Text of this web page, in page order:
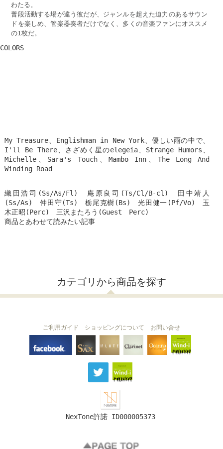
わたる。
普段活動する場が違う彼だが、ジャンルを超えた迫力のあるサウン
ドを楽しめ、管楽器奏者だけでなく、多くの音楽ファンにオススメ
の1枚だ。
COLORS
My Treasure、Englishman in New York、優しい雨の中で、
I'll Be There、さざめく星のelegeia、Strange Humors、
Michelle、Sara's Touch、Mambo Inn、The Long And
Winding Road
織田浩司(Ss/As/Fl) 庵原良司(Ts/Cl/B-cl) 田中靖人
(Ss/As) 仲田守(Ts) 栃尾克樹(Bs) 光田健一(Pf/Vo) 玉
木正昭(Perc) 三沢またろう(Guest Perc)
商品とあわせて読みたい記事
カテゴリから商品を探す
THE SAX The Clarinet
Ocarina
ご利用ガイド ショッピングについて お問い合せ
NexTone許諾 ID000005373